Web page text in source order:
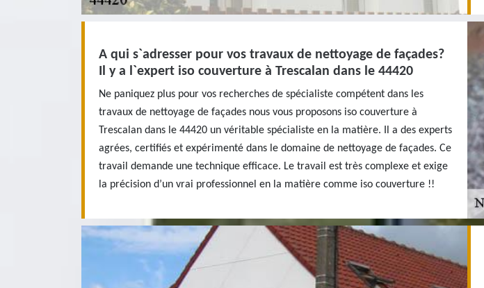
A qui s`adresser pour vos travaux de nettoyage de façades?
Il y a l`expert iso couverture à Trescalan dans le 44420
Ne paniquez plus pour vos recherches de spécialiste compétent dans les
travaux de nettoyage de façades nous vous proposons iso couverture à
Trescalan dans le 44420 un véritable spécialiste en la matière. Il a des experts
agrées, certifiés et expérimenté dans le domaine de nettoyage de façades. Ce
travail demande une technique efficace. Le travail est très complexe et exige
la précision d’un vrai professionnel en la matière comme iso couverture !!